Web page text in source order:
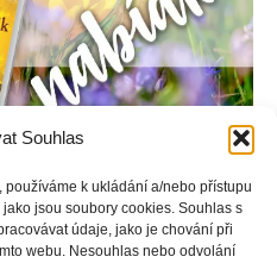
Souhlas
k ukládání a/nebo přístupu
jsou soubory cookies. Souhlas s
údaje, jako je chování při
webu. Nesouhlas nebo odvolání
|Tvorba webových stráneka